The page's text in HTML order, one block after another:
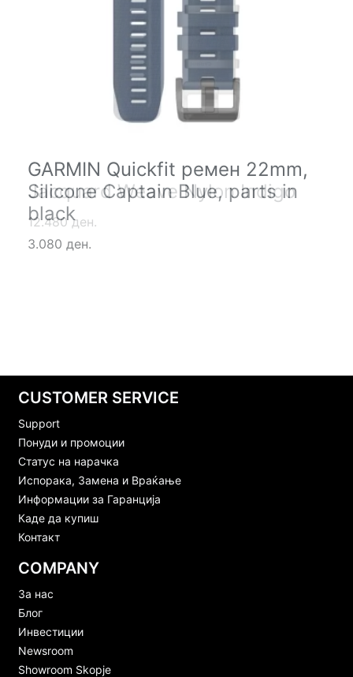
GARMIN Quickfit ремен 22mm,
Silicone Captain Blue, parts in
black
3.080 ден.
GARMIN Quickfit ремен 22mm,
Jacquard Weave Nylon Indigo
12.480 ден.
CUSTOMER SERVICE
Support
Понуди и промоции
Статус на нарачка
Испорака, Замена и Враќање
Информации за Гаранција
Каде да купиш
Контакт
COMPANY
За нас
Блог
Инвестиции
Newsroom
Showroom Skopje